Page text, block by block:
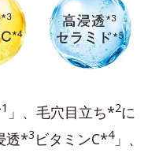
1 」、毛穴目立ち*2に
透*3 ビタミンC*4」、